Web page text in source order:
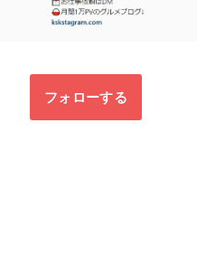
フォローする